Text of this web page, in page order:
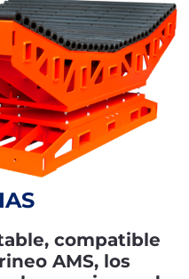
compatible
AMS, los